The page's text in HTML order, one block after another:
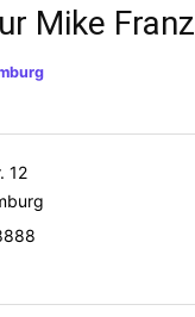
Mike Franz
12